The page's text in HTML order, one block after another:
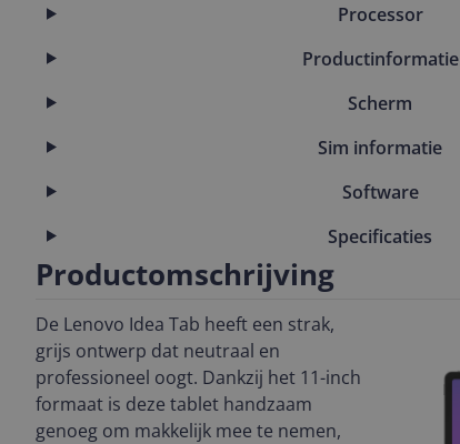
Processor
Productinformatie
Scherm
Sim informatie
Software
Specificaties
Productomschrijving
De Lenovo Idea Tab heeft een strak,
grijs ontwerp dat neutraal en
professioneel oogt. Dankzij het 11-inch
formaat is deze tablet handzaam
genoeg om makkelijk mee te nemen,